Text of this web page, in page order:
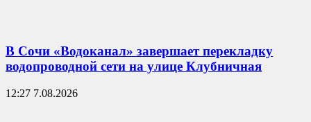
В Сочи «Водоканал» завершает перекладку
водопроводной сети на улице Клубничная
12:27 7.08.2026